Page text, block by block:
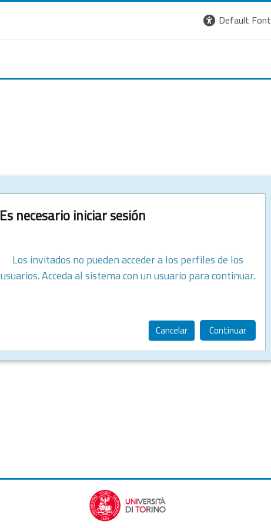
Default Font
Es necesario iniciar sesión
Los invitados no pueden acceder a los perfiles de los
usuarios. Acceda al sistema con un usuario para continuar.
Cancelar Continuar